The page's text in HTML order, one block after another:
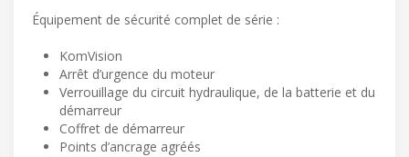
Équipement de sécurité complet de série :
KomVision
Arrêt d’urgence du moteur
Verrouillage du circuit hydraulique, de la batterie et du
démarreur
Coffret de démarreur
Points d’ancrage agréés